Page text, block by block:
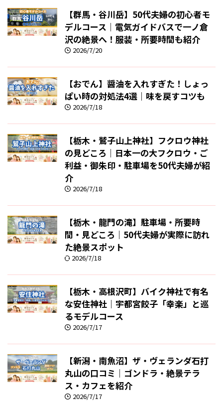
【群馬・谷川岳】50代夫婦の初心者モ
デルコース｜電気ガイドバスで一ノ倉
沢の絶景へ！服装・所要時間も紹介
2026/7/20
【おでん】醤油を入れすぎた！しょっ
ぱい時の対処法4選｜味を戻すコツも
2026/7/18
【栃木・鷲子山上神社】フクロウ神社
の見どころ｜日本一の大フクロウ・ご
利益・御朱印・駐車場を50代夫婦が紹
介
2026/7/18
【栃木・龍門の滝】駐車場・所要時
間・見どころ｜50代夫婦が実際に訪れ
た絶景スポット
2026/7/18
【栃木・高根沢町】バイク神社で有名
な安住神社｜宇都宮餃子「幸楽」と巡
るモデルコース
2026/7/17
【新潟・南魚沼】ザ・ヴェランダ石打
丸山の口コミ｜ゴンドラ・絶景テラ
ス・カフェを紹介
2026/7/17